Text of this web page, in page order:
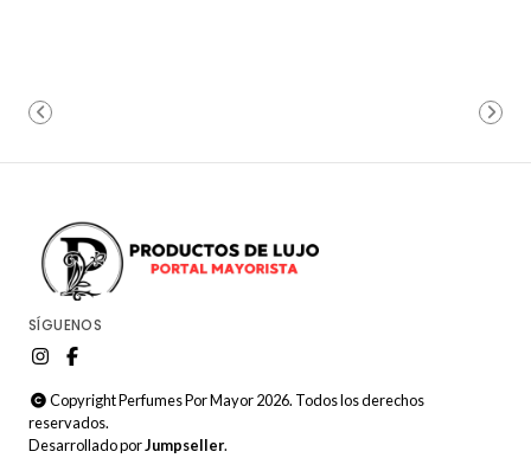
SÍGUENOS
Copyright Perfumes Por Mayor 2026. Todos los derechos
reservados.
Desarrollado porJumpseller.